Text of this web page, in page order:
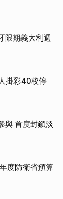
限期義大利週
掛彩40校停
與 首度封鎖淡
度防衛省預算